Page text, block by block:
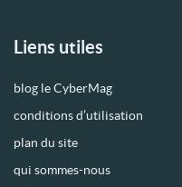
Liens utiles
blog le CyberMag
conditions d’utilisation
plan du site
qui sommes-nous